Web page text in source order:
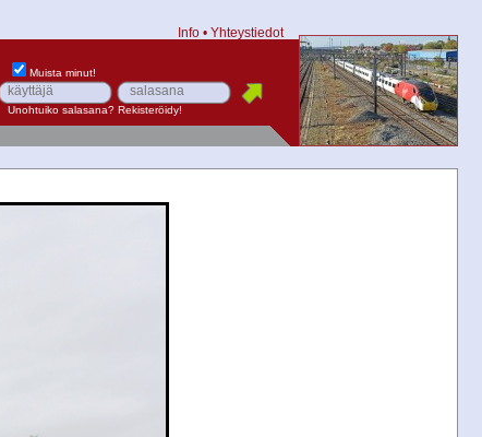
Info • Yhteystiedot
Muista minut!
Unohtuiko salasana? Rekisteröidy!